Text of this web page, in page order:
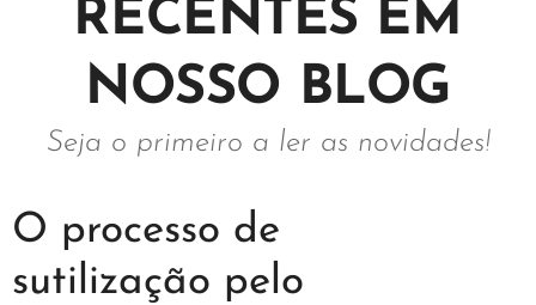
RECENTES EM
NOSSO BLOG
Seja o primeiro a ler as novidades!
O processo de
sutilização pelo